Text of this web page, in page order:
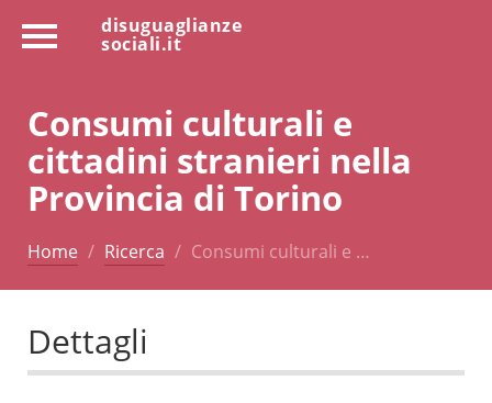
disuguaglianze
sociali.it
Consumi culturali e
cittadini stranieri nella
Provincia di Torino
Home Ricerca Consumi culturali e …
Dettagli